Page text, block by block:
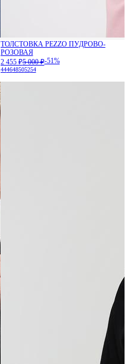
ТОЛСТОВКА PEZZO ПУДРОВО-
РОЗОВАЯ
2 455 ₽5 000 ₽-51%
444648505254